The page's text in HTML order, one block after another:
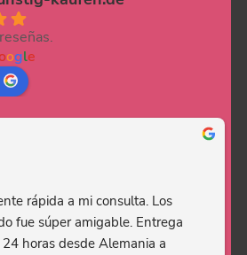
oogle
rápida a mi consulta. Los
fue súper amigable. Entrega
horas desde Alemania a